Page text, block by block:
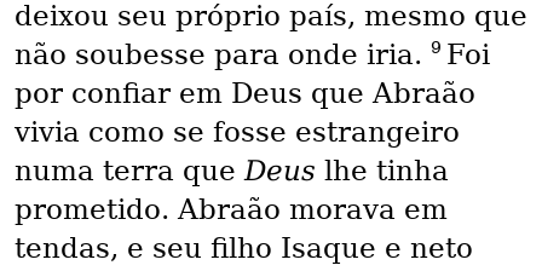
deixou seu próprio país, mesmo que
não soubesse para onde iria. 9 Foi
por confiar em Deus que Abraão
vivia como se fosse estrangeiro
numa terra queDeus lhe tinha
prometido. Abraão morava em
tendas, e seu filho Isaque e neto